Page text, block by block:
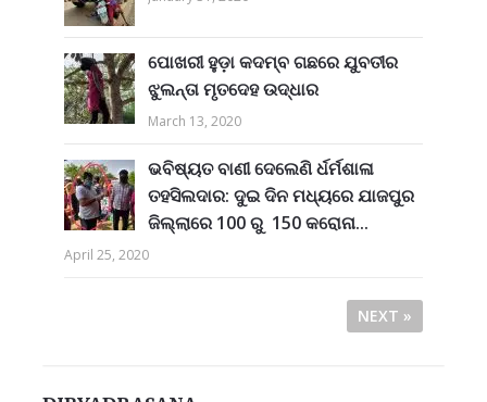
ପୋଖରୀ ହୁଡ଼ା କଦମ୍ବ ଗଛରେ ଯୁବତୀର
ଝୁଲନ୍ତା ମୃତଦେହ ଉଦ୍ଧାର
March 13, 2020
ଭବିଷ୍ୟତ ବାଣୀ ଦେଲେଣି ର୍ଧର୍ମଶାଳା
ତହସିଲଦାର: ଦୁଇ ଦିନ ମଧ୍ୟରେ ଯାଜପୁର
ଜିଲ୍ଲାରେ 100 ରୁ 150 କରୋନା...
April 25, 2020
NEXT »